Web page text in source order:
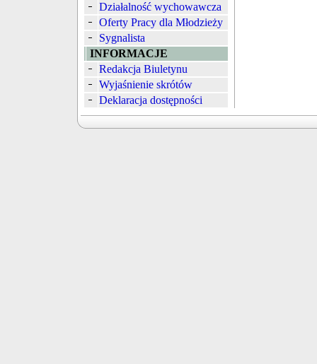
Działalność wychowawcza
Oferty Pracy dla Młodzieży
Sygnalista
INFORMACJE
Redakcja Biuletynu
Wyjaśnienie skrótów
Deklaracja dostępności